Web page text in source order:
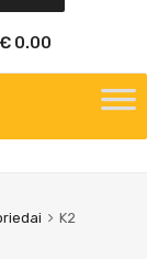
€ 0.00
K2